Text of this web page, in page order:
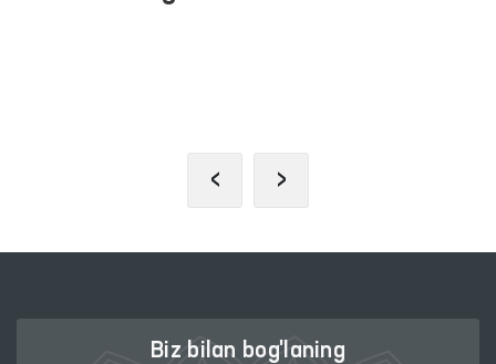
‹ ›
Biz bilan bog'laning